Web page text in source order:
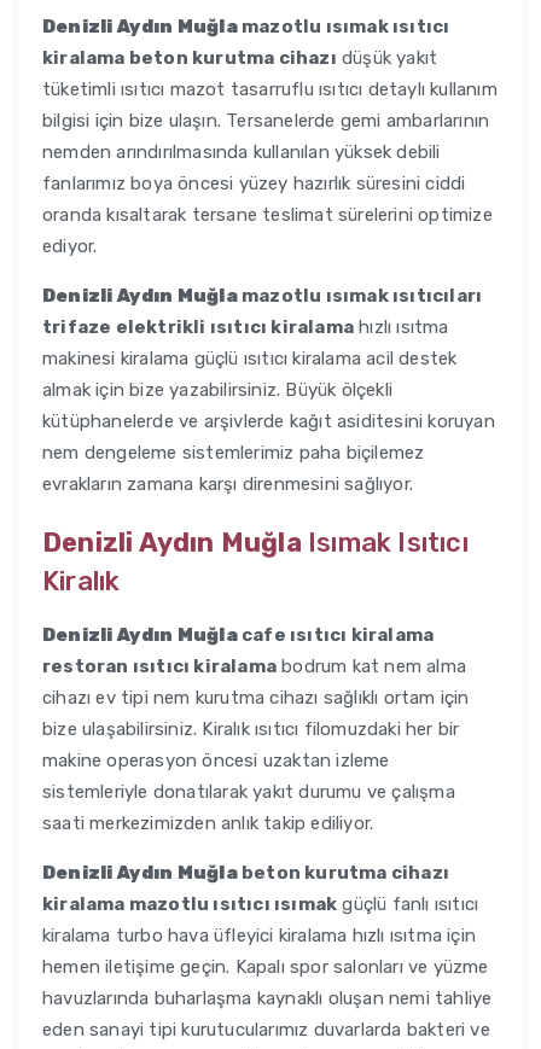
Denizli Aydın Muğlamazotlu ısımak ısıtıcı
kiralama beton kurutma cihazı düşük yakıt
tüketimli ısıtıcı mazot tasarruflu ısıtıcı detaylı kullanım
bilgisi için bize ulaşın. Tersanelerde gemi ambarlarının
nemden arındırılmasında kullanılan yüksek debili
fanlarımız boya öncesi yüzey hazırlık süresini ciddi
oranda kısaltarak tersane teslimat sürelerini optimize
ediyor.
Denizli Aydın Muğlamazotlu ısımak ısıtıcıları
trifaze elektrikli ısıtıcı kiralama hızlı ısıtma
makinesi kiralama güçlü ısıtıcı kiralama acil destek
almak için bize yazabilirsiniz. Büyük ölçekli
kütüphanelerde ve arşivlerde kağıt asiditesini koruyan
nem dengeleme sistemlerimiz paha biçilemez
evrakların zamana karşı direnmesini sağlıyor.
Denizli Aydın Muğla Isımak Isıtıcı
Kiralık
Denizli Aydın Muğlacafe ısıtıcı kiralama
restoran ısıtıcı kiralama bodrum kat nem alma
cihazı ev tipi nem kurutma cihazı sağlıklı ortam için
bize ulaşabilirsiniz. Kiralık ısıtıcı filomuzdaki her bir
makine operasyon öncesi uzaktan izleme
sistemleriyle donatılarak yakıt durumu ve çalışma
saati merkezimizden anlık takip ediliyor.
Denizli Aydın Muğlabeton kurutma cihazı
kiralama mazotlu ısıtıcı ısımak güçlü fanlı ısıtıcı
kiralama turbo hava üfleyici kiralama hızlı ısıtma için
hemen iletişime geçin. Kapalı spor salonları ve yüzme
havuzlarında buharlaşma kaynaklı oluşan nemi tahliye
eden sanayi tipi kurutucularımız duvarlarda bakteri ve